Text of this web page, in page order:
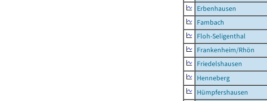
Erbenhausen
Fambach
Floh-Seligenthal
Frankenheim/Rhön
Friedelshausen
Henneberg
Hümpfershausen